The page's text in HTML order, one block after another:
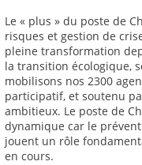
Le « plus » du poste de
risques et gestion de
pleine transformation
la transition écologique,
mobilisons nos 2300
participatif, et soutenu
ambitieux. Le poste de
dynamique car le
jouent un rôle
en cours.